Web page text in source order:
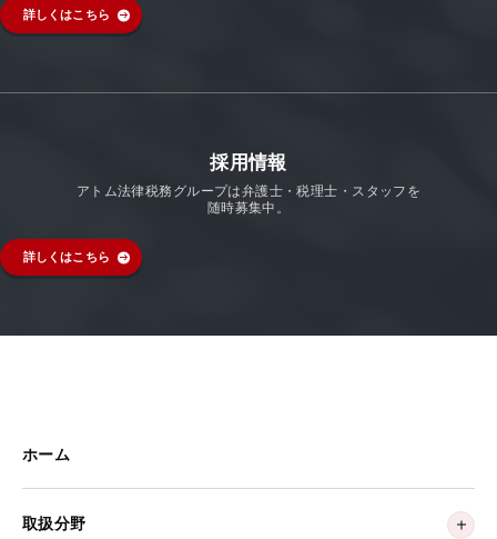
詳しくはこちら
採用情報
アトム法律税務グループは弁護士・税理士・スタッフを
随時募集中。
詳しくはこちら
ホーム
取扱分野